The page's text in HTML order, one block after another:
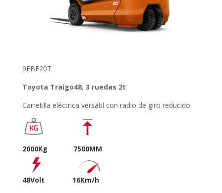
9FBE20T
Toyota Traigo48, 3 ruedas 2t
Carretilla eléctrica versátil con radio de giro reducido
2000Kg 7500MM
48Volt 16Km/h